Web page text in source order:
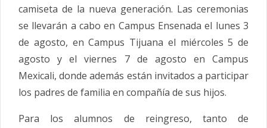
camiseta de la nueva generación. Las ceremonias
se llevarán a cabo en Campus Ensenada el lunes 3
de agosto, en Campus Tijuana el miércoles 5 de
agosto y el viernes 7 de agosto en Campus
Mexicali, donde además están invitados a participar
los padres de familia en compañía de sus hijos.
Para los alumnos de reingreso, tanto de